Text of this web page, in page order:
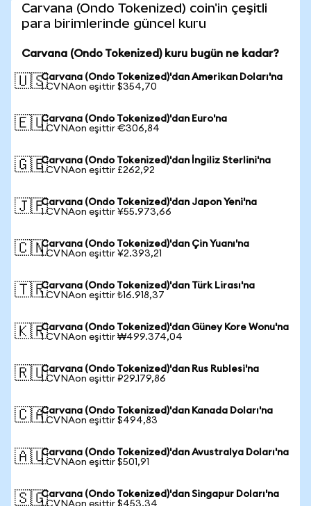
Carvana (Ondo Tokenized) coin'in çeşitli
para birimlerinde güncel kuru
Carvana (Ondo Tokenized) kuru bugün ne kadar?
🇺🇸Carvana (Ondo Tokenized)'dan Amerikan Doları'na
1 CVNAon eşittir $354,70
🇪🇺Carvana (Ondo Tokenized)'dan Euro'na
1 CVNAon eşittir €306,84
🇬🇧Carvana (Ondo Tokenized)'dan İngiliz Sterlini'na
1 CVNAon eşittir £262,92
🇯🇵Carvana (Ondo Tokenized)'dan Japon Yeni'na
1 CVNAon eşittir ¥55.973,66
🇨🇳Carvana (Ondo Tokenized)'dan Çin Yuanı'na
1 CVNAon eşittir ¥2.393,21
🇹🇷Carvana (Ondo Tokenized)'dan Türk Lirası'na
1 CVNAon eşittir ₺16.918,37
🇰🇷Carvana (Ondo Tokenized)'dan Güney Kore Wonu'na
1 CVNAon eşittir ₩499.374,04
🇷🇺Carvana (Ondo Tokenized)'dan Rus Rublesi'na
1 CVNAon eşittir ₽29.179,86
🇨🇦Carvana (Ondo Tokenized)'dan Kanada Doları'na
1 CVNAon eşittir $494,83
🇦🇺Carvana (Ondo Tokenized)'dan Avustralya Doları'na
1 CVNAon eşittir $501,91
🇸🇬Carvana (Ondo Tokenized)'dan Singapur Doları'na
1 CVNAon eşittir $453,34